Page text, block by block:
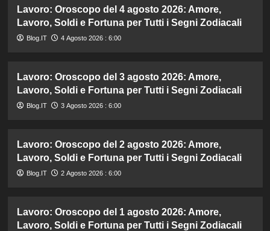
Lavoro: Oroscopo del 4 agosto 2026: Amore,
Lavoro, Soldi e Fortuna per Tutti i Segni Zodiacali
Blog.IT 4 Agosto 2026 : 6:00
Lavoro: Oroscopo del 3 agosto 2026: Amore,
Lavoro, Soldi e Fortuna per Tutti i Segni Zodiacali
Blog.IT 3 Agosto 2026 : 6:00
Lavoro: Oroscopo del 2 agosto 2026: Amore,
Lavoro, Soldi e Fortuna per Tutti i Segni Zodiacali
Blog.IT 2 Agosto 2026 : 6:00
Lavoro: Oroscopo del 1 agosto 2026: Amore,
Lavoro, Soldi e Fortuna per Tutti i Segni Zodiacali